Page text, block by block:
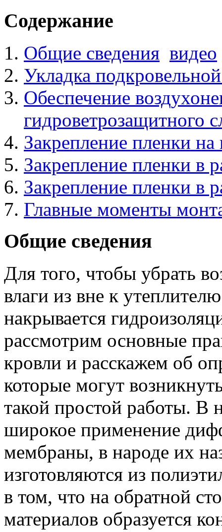
Содержание
Общие сведения видео
Укладка
Обеспечение
гидроветрозащитного
Закрепление пленки на
Закрепление пленки в
Закрепление пленки в
Главные моменты
Общие сведения
Для того, чтобы убрать
влаги из вне к
накрывается
рассмотрим основные
кровли и расскажем об
которые могут
такой простой работы. В
широкое применение
мембраны, в народе их
изготовляются из
в том, что на обратной
материалов образуется